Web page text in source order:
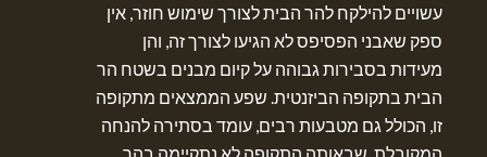
עשויים להילקח להר הבית לצורך שימוש חוזר, אין
ספק שאבני הפסיפס לא הגיעו לצורך זה, והן
מעידות בסבירות גבוהה על קיום מבנים בשטח הר
הבית בתקופה הביזנטית. שפע הממצאים מתקופה
זו, הכולל גם מטבעות רבים, עומד בסתירה להנחה